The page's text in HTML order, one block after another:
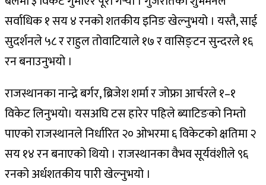
सर्वाधिक १ सय ४ रनको शतकीय इनिङ खेल्नुभयो । यस्तै, साई
सुदर्शनले ५८ र राहुल तोवाटियाले १७ र वासिङ्टन सुन्दरले १६
रन बनाउनुभयो ।
राजस्थानका नान्द्रे बर्गर, ब्रिजेश शर्मा र जोफ्रा आर्चरले १–१
विकेट लिनुभयो। यसअघि टस हारेर पहिले ब्याटिङको निम्तो
पाएको राजस्थानले निर्धारित २० ओभरमा ६ विकेटको क्षतिमा २
सय १४ रन बनाएको थियो । राजस्थानका वैभव सूर्यवंशीले ९६
रनको अर्धशतकीय पारी खेल्नुभयो ।